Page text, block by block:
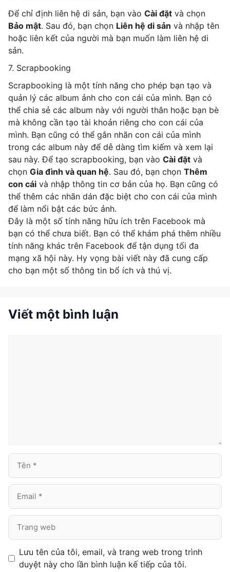
Để chỉ định liên hệ di sản, bạn vào Cài đặt và chọn
Bảo mật. Sau đó, bạn chọn Liên hệ di sản và nhập tên
hoặc liên kết của người mà bạn muốn làm liên hệ di
sản.
7. Scrapbooking
Scrapbooking là một tính năng cho phép bạn tạo và
quản lý các album ảnh cho con cái của mình. Bạn có
thể chia sẻ các album này với người thân hoặc bạn bè
mà không cần tạo tài khoản riêng cho con cái của
mình. Bạn cũng có thể gắn nhãn con cái của mình
trong các album này để dễ dàng tìm kiếm và xem lại
sau này. Để tạo scrapbooking, bạn vào Cài đặt và
chọn Gia đình và quan hệ. Sau đó, bạn chọn Thêm
con cái và nhập thông tin cơ bản của họ. Bạn cũng có
thể thêm các nhãn dán đặc biệt cho con cái của mình
để làm nổi bật các bức ảnh.
Đây là một số tính năng hữu ích trên Facebook mà
bạn có thể chưa biết. Bạn có thể khám phá thêm nhiều
tính năng khác trên Facebook để tận dụng tối đa
mạng xã hội này. Hy vọng bài viết này đã cung cấp
cho bạn một số thông tin bổ ích và thú vị.
Viết một bình luận
Tên
Email
Trang
web
Lưu tên của tôi, email, và trang web trong trình
duyệt này cho lần bình luận kế tiếp của tôi.